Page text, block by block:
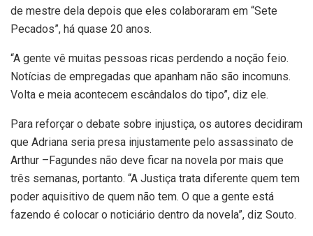
de mestre dela depois que eles colaboraram em “Sete
Pecados”, há quase 20 anos.
“A gente vê muitas pessoas ricas perdendo a noção feio.
Notícias de empregadas que apanham não são incomuns.
Volta e meia acontecem escândalos do tipo”, diz ele.
Para reforçar o debate sobre injustiça, os autores decidiram
que Adriana seria presa injustamente pelo assassinato de
Arthur –Fagundes não deve ficar na novela por mais que
três semanas, portanto. “A Justiça trata diferente quem tem
poder aquisitivo de quem não tem. O que a gente está
fazendo é colocar o noticiário dentro da novela”, diz Souto.